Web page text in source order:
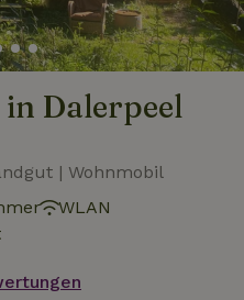
Dalerpeel
| Wohnmobil
WLAN